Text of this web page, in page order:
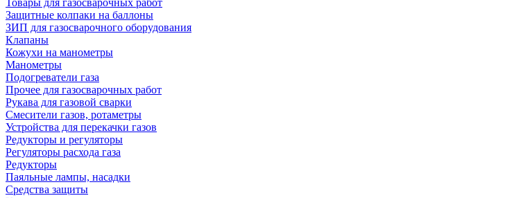
Товары для газосварочных работ
Защитные колпаки на баллоны
ЗИП для газосварочного оборудования
Клапаны
Кожухи на манометры
Манометры
Подогреватели газа
Прочее для газосварочных работ
Рукава для газовой сварки
Смесители газов, ротаметры
Устройства для перекачки газов
Редукторы и регуляторы
Регуляторы расхода газа
Редукторы
Паяльные лампы, насадки
Средства защиты